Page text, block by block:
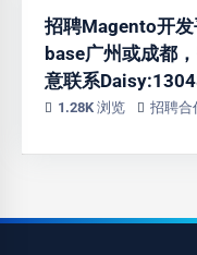
招聘Magento开发
base广州或成都
意联系
1.28K 浏览 招聘合